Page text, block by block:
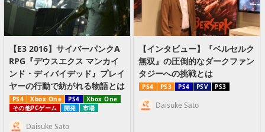
【E3 2016】サイバーパンクA
RPG『デウスエクス マンカイ
ンド・ディバイデッド』プレイ
ヤーの行動で紡がれる物語とは
PS4 Xbox One PS4
Xbox One
その他PCゲーム
開発 市場
Daisuke Sato
【インタビュー】『ベルセルク
無双』の圧倒的なダークファン
タジーへの挑戦とは
PS4 PS3 PS4 PSV PS3
Daisuke Sato